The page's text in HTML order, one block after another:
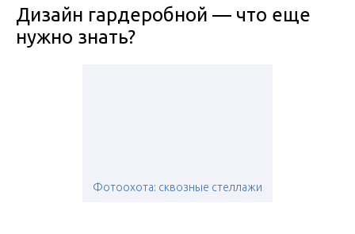
Дизайн гардеробной — что еще
нужно знать?
Фотоохота: cквозные стеллажи